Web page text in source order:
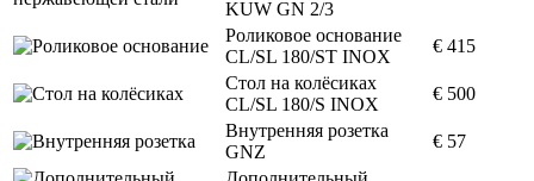
KUW GN 2/3
Роликовое основание
CL/SL 180/ST INOX
€ 415
Стол на колёсиках
CL/SL 180/S INOX
€ 500
Внутренняя розетка
GNZ
€ 57